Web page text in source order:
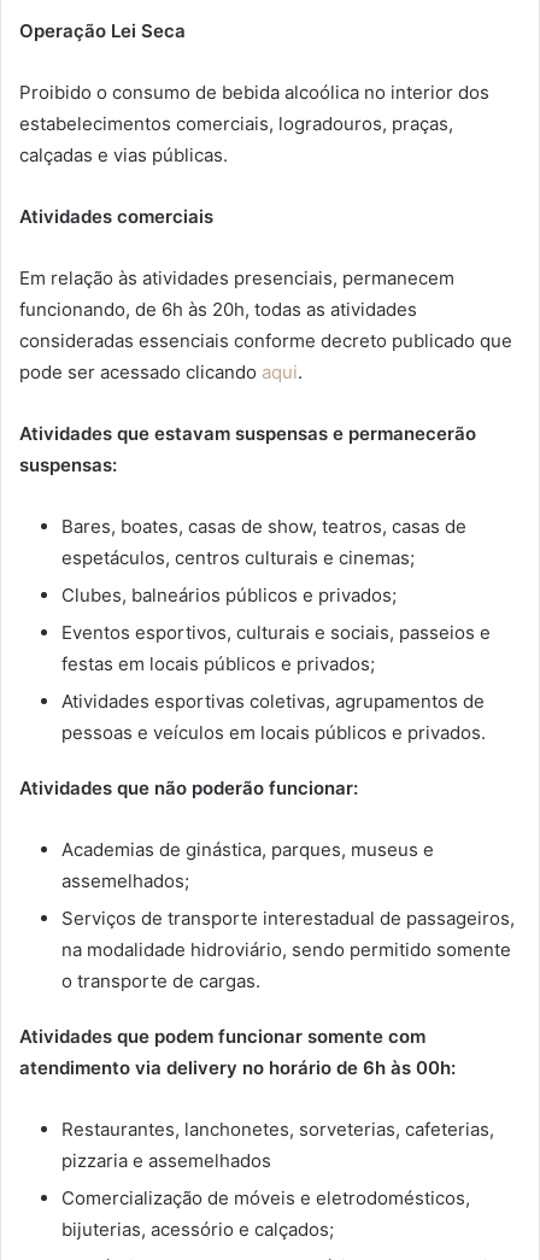
Operação Lei Seca
Proibido o consumo de bebida alcoólica no interior dos
estabelecimentos comerciais, logradouros, praças,
calçadas e vias públicas.
Atividades comerciais
Em relação às atividades presenciais, permanecem
funcionando, de 6h às 20h, todas as atividades
consideradas essenciais conforme decreto publicado que
pode ser acessado clicando aqui.
Atividades que estavam suspensas e permanecerão
suspensas:
Bares, boates, casas de show, teatros, casas de
espetáculos, centros culturais e cinemas;
Clubes, balneários públicos e privados;
Eventos esportivos, culturais e sociais, passeios e
festas em locais públicos e privados;
Atividades esportivas coletivas, agrupamentos de
pessoas e veículos em locais públicos e privados.
Atividades que não poderão funcionar:
Academias de ginástica, parques, museus e
assemelhados;
Serviços de transporte interestadual de passageiros,
na modalidade hidroviário, sendo permitido somente
o transporte de cargas.
Atividades que podem funcionar somente com
atendimento via delivery no horário de 6h às 00h:
Restaurantes, lanchonetes, sorveterias, cafeterias,
pizzaria e assemelhados
Comercialização de móveis e eletrodomésticos,
bijuterias, acessório e calçados;